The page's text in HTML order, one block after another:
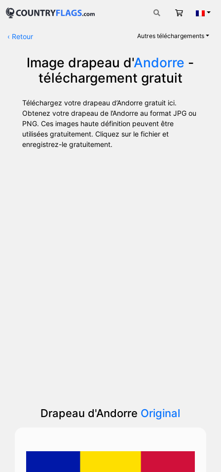
Panier
‹ Retour Autres téléchargements
Image drapeau d'Andorre -
téléchargement gratuit
Téléchargez votre drapeau d’Andorre gratuit ici.
Obtenez votre drapeau de l’Andorre au format JPG ou
PNG. Ces images haute définition peuvent être
utilisées gratuitement. Cliquez sur le fichier et
enregistrez-le gratuitement.
Drapeau d'Andorre Original